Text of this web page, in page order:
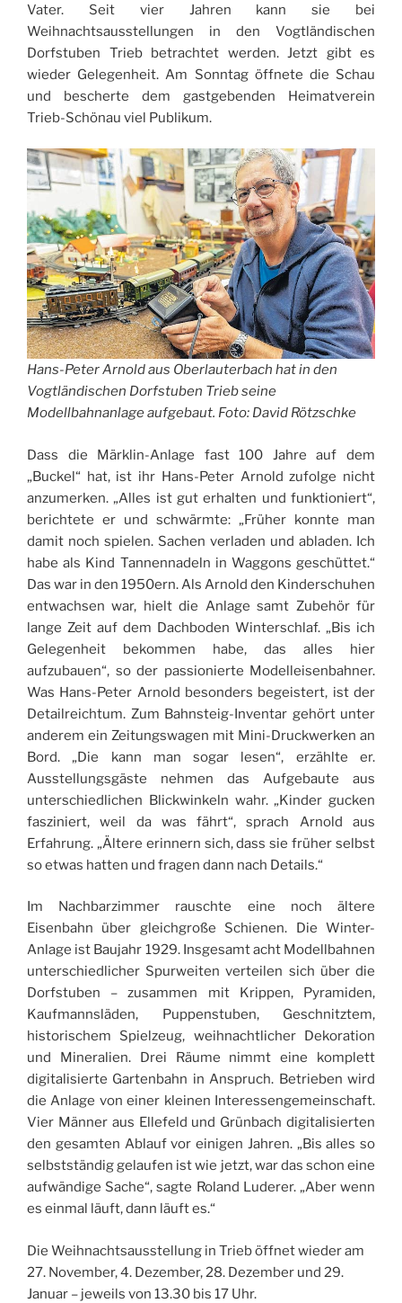
Vater. Seit vier Jahren kann sie bei
Weihnachtsausstellungen in den Vogtländischen
Dorfstuben Trieb betrachtet werden. Jetzt gibt es
wieder Gelegenheit. Am Sonntag öffnete die Schau
und bescherte dem gastgebenden Heimatverein
Trieb-Schönau viel Publikum.
Hans-Peter Arnold aus Oberlauterbach hat in den
Vogtländischen Dorfstuben Trieb seine
Modellbahnanlage aufgebaut. Foto: David Rötzschke
Dass die Märklin-Anlage fast 100 Jahre auf dem
„Buckel“ hat, ist ihr Hans-Peter Arnold zufolge nicht
anzumerken. „Alles ist gut erhalten und funktioniert“,
berichtete er und schwärmte: „Früher konnte man
damit noch spielen. Sachen verladen und abladen. Ich
habe als Kind Tannennadeln in Waggons geschüttet.“
Das war in den 1950ern. Als Arnold den Kinderschuhen
entwachsen war, hielt die Anlage samt Zubehör für
lange Zeit auf dem Dachboden Winterschlaf. „Bis ich
Gelegenheit bekommen habe, das alles hier
aufzubauen“, so der passionierte Modelleisenbahner.
Was Hans-Peter Arnold besonders begeistert, ist der
Detailreichtum. Zum Bahnsteig-Inventar gehört unter
anderem ein Zeitungswagen mit Mini-Druckwerken an
Bord. „Die kann man sogar lesen“, erzählte er.
Ausstellungsgäste nehmen das Aufgebaute aus
unterschiedlichen Blickwinkeln wahr. „Kinder gucken
fasziniert, weil da was fährt“, sprach Arnold aus
Erfahrung. „Ältere erinnern sich, dass sie früher selbst
so etwas hatten und fragen dann nach Details.“
Im Nachbarzimmer rauschte eine noch ältere
Eisenbahn über gleichgroße Schienen. Die Winter-
Anlage ist Baujahr 1929. Insgesamt acht Modellbahnen
unterschiedlicher Spurweiten verteilen sich über die
Dorfstuben – zusammen mit Krippen, Pyramiden,
Kaufmannsläden, Puppenstuben, Geschnitztem,
historischem Spielzeug, weihnachtlicher Dekoration
und Mineralien. Drei Räume nimmt eine komplett
digitalisierte Gartenbahn in Anspruch. Betrieben wird
die Anlage von einer kleinen Interessengemeinschaft.
Vier Männer aus Ellefeld und Grünbach digitalisierten
den gesamten Ablauf vor einigen Jahren. „Bis alles so
selbstständig gelaufen ist wie jetzt, war das schon eine
aufwändige Sache“, sagte Roland Luderer. „Aber wenn
es einmal läuft, dann läuft es.“
Die Weihnachtsausstellung in Trieb öffnet wieder am
27. November, 4. Dezember, 28. Dezember und 29.
Januar – jeweils von 13.30 bis 17 Uhr.